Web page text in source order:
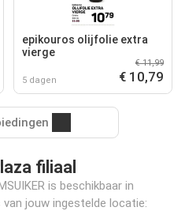
epikouros olijfolie extra
vierge
5 dagen
€ 11,99
€ 10,79
filiaal
is beschikbaar in
jouw ingestelde locatie: